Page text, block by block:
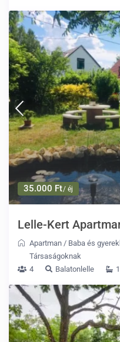
35.000 Ft/ éj
Lelle-Kert
Apartman / Baba és
Társaságoknak
4
Balatonlelle 1